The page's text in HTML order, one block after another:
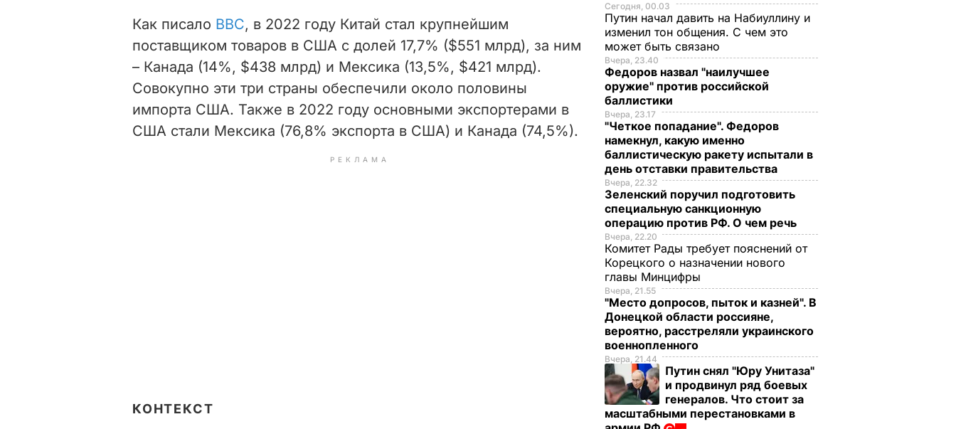
Как писало BBC, в 2022 году Китай стал крупнейшим
поставщиком товаров в США с долей 17,7% ($551 млрд), за ним
– Канада (14%, $438 млрд) и Мексика (13,5%, $421 млрд).
Совокупно эти три страны обеспечили около половины
импорта США. Также в 2022 году основными экспортерами в
США стали Мексика (76,8% экспорта в США) и Канада (74,5%).
РЕКЛАМА
КОНТЕКСТ
Сегодня, 00.03
Путин начал давить на Набиуллину и
изменил тон общения. С чем это
может быть связано
Вчера, 23.40
Федоров назвал "наилучшее
оружие" против российской
баллистики
Вчера, 23.17
"Четкое попадание". Федоров
намекнул, какую именно
баллистическую ракету испытали в
день отставки правительства
Вчера, 22.32
Зеленский поручил подготовить
специальную санкционную
операцию против РФ. О чем речь
Вчера, 22.20
Комитет Рады требует пояснений от
Корецкого о назначении нового
главы Минцифры
Вчера, 21.55
"Место допросов, пыток и казней". В
Донецкой области россияне,
вероятно, расстреляли украинского
военнопленного
Вчера, 21.44
Путин снял "Юру Унитаза"
и продвинул ряд боевых
генералов. Что стоит за
масштабными перестановками в